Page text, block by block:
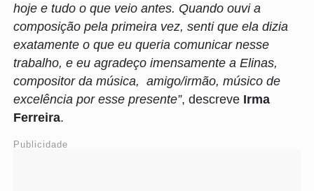
hoje e tudo o que veio antes. Quando ouvi a
composição pela primeira vez, senti que ela dizia
exatamente o que eu queria comunicar nesse
trabalho, e eu agradeço imensamente a Elinas,
compositor da música, amigo/irmão, músico de
excelência por esse presente”, descreve Irma
Ferreira.
Publicidade